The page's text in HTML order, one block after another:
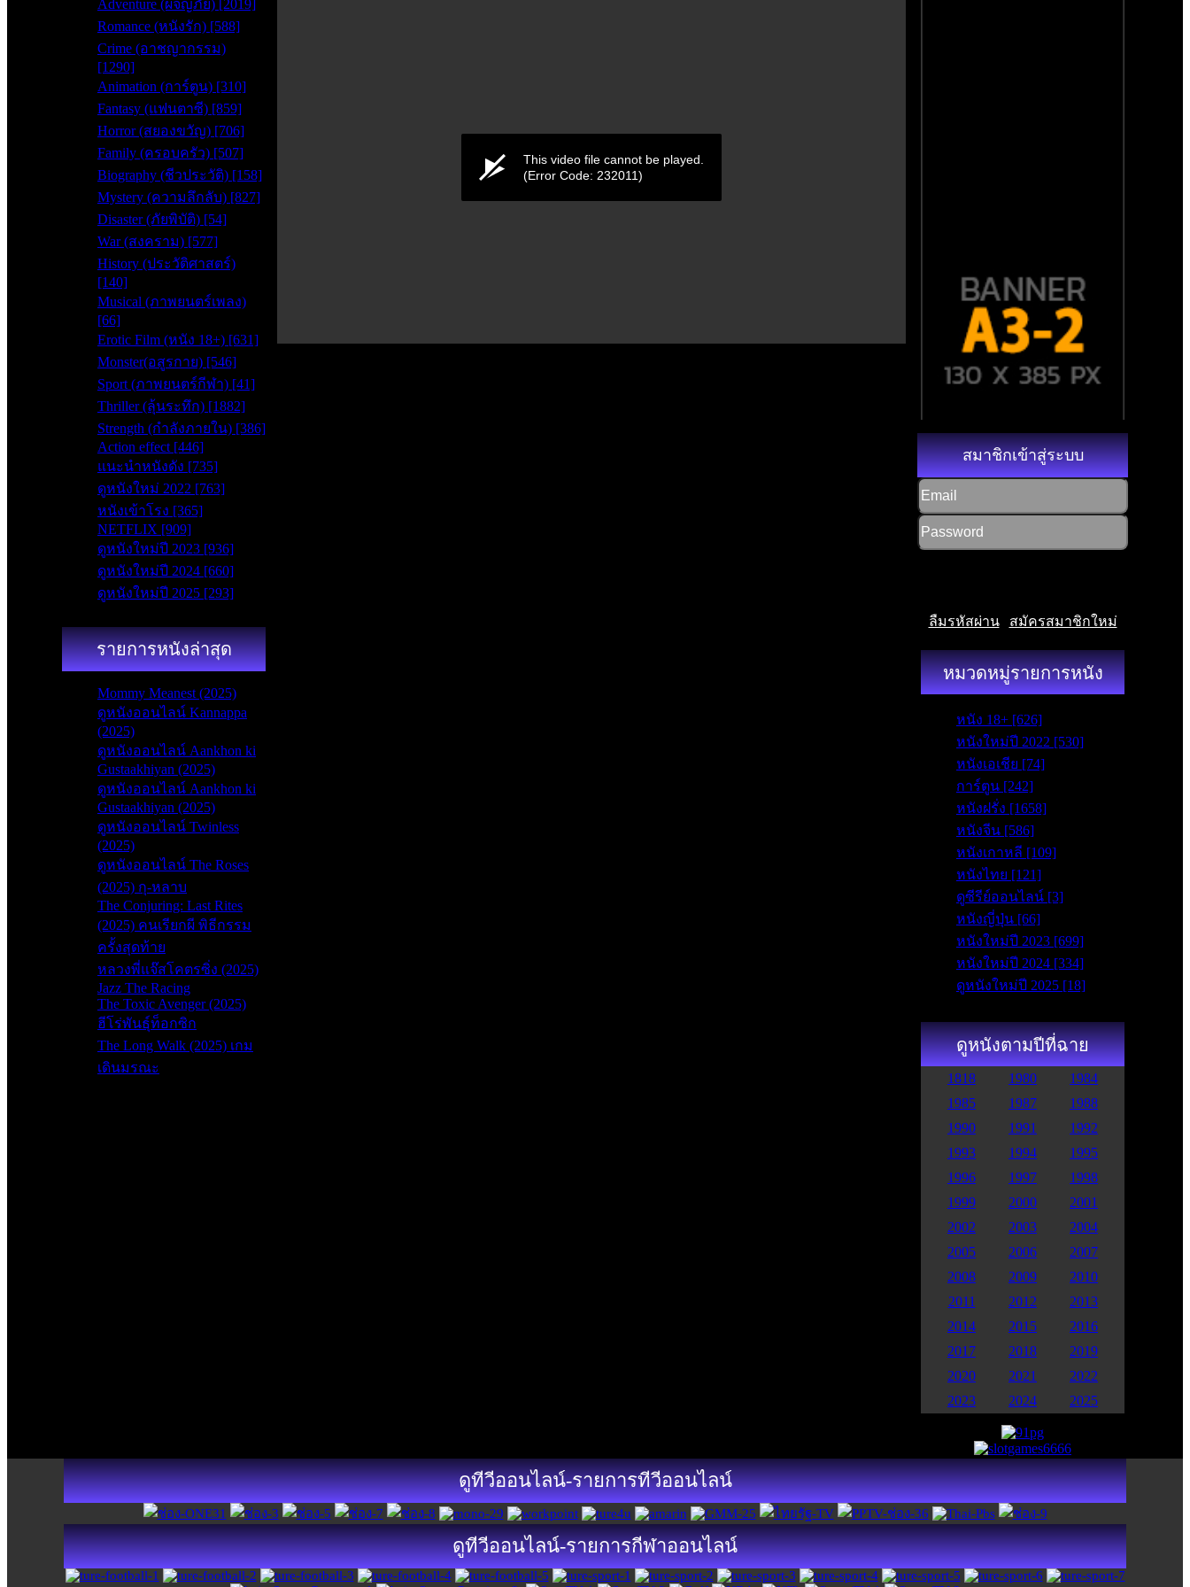
Adventure (ผจญภัย) [2019]
Romance (หนังรัก) [588]
Crime (อาชญากรรม)
[1290]
Animation (การ์ตูน) [310]
Fantasy (แฟนตาซี) [859]
Horror (สยองขวัญ) [706]
Family (ครอบครัว) [507]
Biography (ชีวประวัติ) [158]
Mystery (ความลึกลับ) [827]
Disaster (ภัยพิบัติ) [54]
War (สงคราม) [577]
History (ประวัติศาสตร์)
[140]
Musical (ภาพยนตร์เพลง)
[66]
Erotic Film (หนัง 18+) [631]
Monster(อสูรกาย) [546]
Sport (ภาพยนตร์กีฬา) [41]
Thriller (ลุ้นระทึก) [1882]
Strength (กำลังภายใน) [386]
Action effect [446]
แนะนำหนังดัง [735]
ดูหนังใหม่ 2022 [763]
หนังเข้าโรง [365]
NETFLIX [909]
ดูหนังใหม่ปี 2023 [936]
ดูหนังใหม่ปี 2024 [660]
ดูหนังใหม่ปี 2025 [293]
รายการหนังล่าสุด
Mommy Meanest (2025)
ดูหนังออนไลน์ Kannappa
(2025)
ดูหนังออนไลน์ Aankhon ki
Gustaakhiyan (2025)
ดูหนังออนไลน์ Aankhon ki
Gustaakhiyan (2025)
ดูหนังออนไลน์ Twinless
(2025)
ดูหนังออนไลน์ The Roses
(2025) กุ-หลาบ
The Conjuring: Last Rites
(2025) คนเรียกผี พิธีกรรม
ครั้งสุดท้าย
หลวงพี่แจ๊สโคตรซิ่ง (2025)
Jazz The Racing
The Toxic Avenger (2025)
ฮีโร่พันธุ์ท็อกซิก
The Long Walk (2025) เกม
เดินมรณะ
This video file cannot be played.
(Error Code: 232011)
สมาชิกเข้าสู่ระบบ
ลืมรหัสผ่าน| สมัครสมาชิกใหม่
หมวดหมู่รายการหนัง
หนัง 18+ [626]
หนังใหม่ปี 2022 [530]
หนังเอเชีย [74]
การ์ตูน [242]
หนังฝรั่ง [1658]
หนังจีน [586]
หนังเกาหลี [109]
หนังไทย [121]
ดูซีรีย์ออนไลน์ [3]
หนังญี่ปุ่น [66]
หนังใหม่ปี 2023 [699]
หนังใหม่ปี 2024 [334]
ดูหนังใหม่ปี 2025 [18]
ดูหนังตามปีที่ฉาย
1818 1980
1984
1985
1987
1988
1990
1991
1992
1993
1994
1995
1996
1997
1998
1999
2000
2001
2002
2003
2004
2005
2006
2007
2008
2009
2010
2011
2012
2013
2014
2015
2016
2017
2018
2019
2020
2021
2022
2023
2024 2025
ดูทีวีออนไลน์-รายการทีวีออนไลน์
ดูทีวีออนไลน์-รายการกีฬาออนไลน์